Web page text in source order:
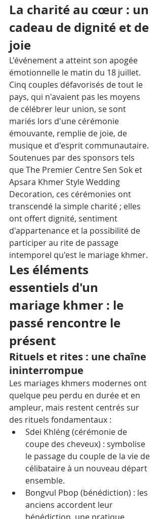
La charité au cœur : un
cadeau de dignité et de
joie
L'événement a atteint son apogée
émotionnelle le matin du 18 juillet.
Cinq couples défavorisés de tout le
pays, qui n'avaient pas les moyens
de célébrer leur union, se sont
mariés lors d'une cérémonie
émouvante, remplie de joie, de
musique et d'esprit communautaire.
Soutenues par des sponsors tels
que The Premier Centre Sen Sok et
Apsara Khmer Style Wedding
Decoration, ces cérémonies ont
transcendé la simple charité ; elles
ont offert dignité, sentiment
d'appartenance et la possibilité de
participer au rite de passage
intemporel qu'est le mariage khmer.
Les éléments
essentiels d'un
mariage khmer : le
passé rencontre le
présent
Rituels et rites : une chaîne
ininterrompue
Les mariages khmers modernes ont
quelque peu perdu en durée et en
ampleur, mais restent centrés sur
des rituels fondamentaux :
Sdei Khléng (cérémonie de
coupe des cheveux) : symbolise
le passage du couple de la vie de
célibataire à un nouveau départ
ensemble.
Bongvul Pbop (bénédiction) : les
anciens accordent leur